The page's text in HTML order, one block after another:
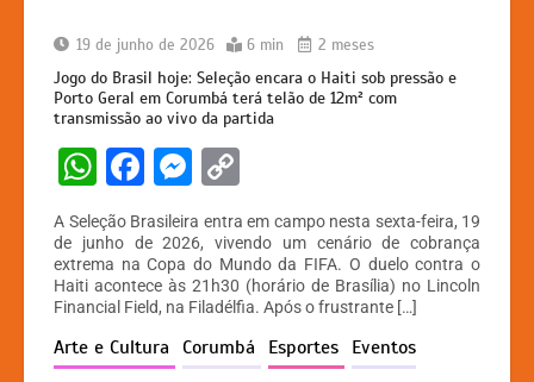
19 de junho de 2026 6 min 2 meses
Jogo do Brasil hoje: Seleção encara o Haiti sob pressão e
Porto Geral em Corumbá terá telão de 12m² com
transmissão ao vivo da partida
W
h
at
s
A
p
F
c
e
b
o
M
s
s
e
n
p
y
Li
n
A Seleção Brasileira entra em campo nesta sexta-feira, 19
de junho de 2026, vivendo um cenário de cobrança
extrema na Copa do Mundo da FIFA. O duelo contra o
Haiti acontece às 21h30 (horário de Brasília) no Lincoln
Financial Field, na Filadélfia. Após o frustrante […]
Arte e Cultura Corumbá Esportes Eventos